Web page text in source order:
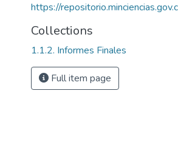
https://
Collections
1.1.2. Informes Finales
Full item page